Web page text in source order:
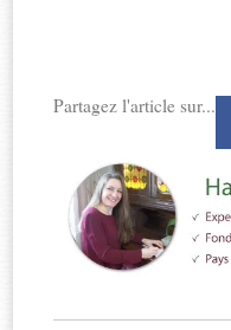
Partagez l'article sur...